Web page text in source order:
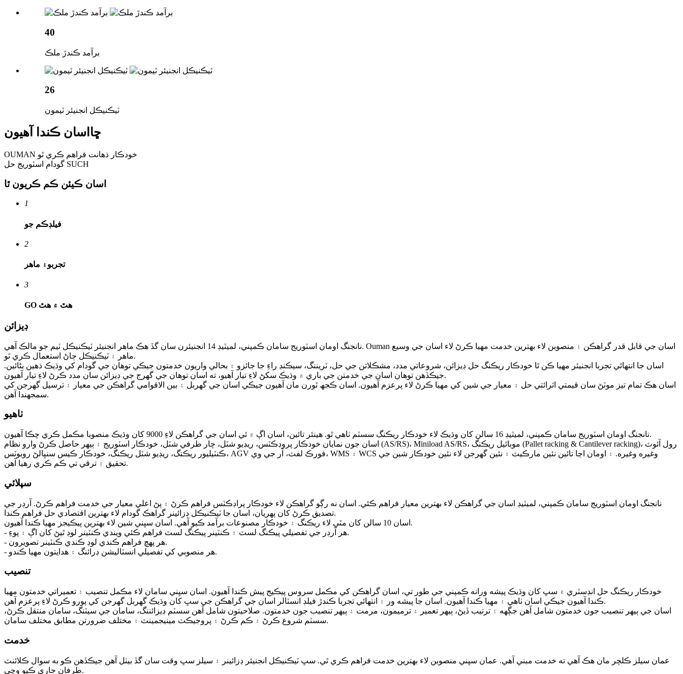
40
برآمد ڪندڙ ملڪ
26
ٽيڪنيڪل انجنيئر ٽيمون
ڇا اسان ڪندا آهيون
OUMAN خودڪار ذهانت فراهم ڪري ٿو
گودام اسٽوريج حل SUCH
اسان ڪيئن ڪم ڪريون ٿا
1
فيلڊڪم جو
2
تجربو ۽ ماهر
3
GO هٿ ۾ هٿ
ڊيزائن
نانجنگ اومان اسٽوريج سامان ڪمپني، لميٽيڊ 14 انجنيئرن سان گڏ هڪ ماهر انجنيئر ٽيڪنيڪل ٽيم جو مالڪ آهي. Ouman اسان جي قابل قدر گراهڪن ۽ منصوبن لاء بهترين خدمت مهيا ڪرڻ لاء اسان جي وسيع
ماهر ۽ ٽيڪنيڪل ڄاڻ استعمال ڪري ٿو.
اسان جا انتهائي تجربا انجنيئر مهيا ڪن ٿا خودڪار ريڪنگ حل ڊيزائن، شروعاتي مدد، مشڪلاتن جي حل، ٽريننگ، سيڪنڊ راءِ جا جائزو ۽ بحالي واريون خدمتون جيڪي توهان جي گودام کي وڌيڪ ذهين بڻائين.
جيڪڏهن توهان اسان جي خدمتن جي باري ۾ وڌيڪ سکڻ لاءِ تيار آهيو، ته اسان توهان جي گهرج جي ڊيزائن سان مدد ڪرڻ لاءِ تيار آهيون.
اسان هڪ تمام تيز موٽڻ سان قيمتي اثرائتي حل ۽ معيار جي شين کي مهيا ڪرڻ لاء پرعزم آهيون. اسان ڪجھ ٿورن مان آھيون جيڪي اسان جي گھربل ۽ بين الاقوامي گراهڪن جي معيار ۽ ترسيل گهرجن کي
سمجھندا آھن.
ٺاھيو
نانجنگ اومان اسٽوريج سامان ڪمپني، لميٽيڊ 16 سالن کان وڌيڪ لاء خودڪار ريڪنگ سسٽم ٺاهي ٿو. هينئر تائين، اسان اڳ ۾ ئي اسان جي گراهڪن لاءِ 9000 کان وڌيڪ منصوبا مڪمل ڪري چڪا آهيون.
اسان جون نمايان خودڪار پروڊڪٽس، ريڊيو شٽل، چار طرفي شٽل، خودڪار اسٽوريج ۽ ٻيهر حاصل ڪرڻ وارو نظام (AS/RS)، Miniload AS/RS، موبائيل ريڪنگ (Pallet racking & Cantilever racking)، رول آئوٽ
ڪنٽيليور ريڪنگ، ريڊيو شٽل ريڪنگ، خودڪار ڪيس سنڀالڻ روبوٽس، AGV فورڪ لفٽ، آر جي وي، WMS ۽ WCS وغيره وغيره. ۽ اومان اڃا تائين نئين مارڪيٽ ۽ نئين گهرجن لاء نئين خودڪار شين جي
تحقيق ۽ ترقي تي ڪم ڪري رهيا آهن.
سپلائي
نانجنگ اومان اسٽوريج سامان ڪمپني، لميٽيڊ اسان جي گراهڪن لاء بهترين معيار فراهم ڪئي. اسان نه رڳو گراهڪن لاء خودڪار پراڊڪٽس فراهم ڪرڻ ۽ پڻ اعلي معيار جي خدمت فراهم ڪرڻ. آرڊر جي
تصديق ڪرڻ کان پهريان، اسان جا ٽيڪنيڪل ڊزائينر گراهڪ گودام لاء بهترين اقتصادي حل فراهم ڪندا.
اسان 10 سالن کان مٿي لاء ريڪنگ ۽ خودڪار مصنوعات برآمد ڪيو آهي. اسان سڀني شين لاء بهترين پيڪيجز مهيا ڪندا آهيون.
- هر آرڊر جي تفصيلي پيڪنگ لسٽ ۽ ڪنٽينر پيڪنگ لسٽ فراهم ڪئي ويندي ڪنٽينر لوڊ ٿيڻ کان اڳ ۽ پوءِ.
- هر پهچ فراهم ڪندي لوڊ ڪندي ڪنٽينر تصويرون.
- هر منصوبي کي تفصيلي انسٽاليشن ڊرائنگ ۽ هدايتون مهيا ڪندو.
تنصيب
خودڪار ريڪنگ حل انڊسٽري ۾ سڀ کان وڌيڪ پيشه ورانه ڪمپني جي طور تي، اسان گراهڪن کي مڪمل سروس پيڪيج پيش ڪندا آهيون. اسان سڀني سامان لاء مڪمل تنصيب ۽ تعميراتي خدمتون مهيا
ڪندا آهيون جيڪي اسان ٺاهي ۽ مهيا ڪندا آهيون. اسان جا پيشه ور ۽ انتهائي تجربا ڪندڙ فيلڊ انسٽالر اسان جي گراهڪن جي سڀ کان وڌيڪ گهربل گهرجن کي پورو ڪرڻ لاءِ پرعزم آهن.
اسان جي ٻيهر تنصيب جون خدمتون شامل آهن جڳهه ۽ ترتيب ڏيڻ، ٻيهر تعمير ۽ ترميمون، مرمت ۽ ٻيهر تنصيب جون خدمتون. صلاحيتون شامل آهن سسٽم ڊيزائننگ، سامان جي سيٽنگ، سامان منتقل ڪرڻ،
سسٽم شروع ڪرڻ ۽ ڪم ڪرڻ ۽ پروجيڪٽ مينيجمينٽ ۽ مختلف ضرورتن مطابق مختلف سامان.
خدمت
عمان سيلز ڪلچر مان هڪ آهي ته خدمت مبني آهي. عمان سڀني منصوبن لاء بهترين خدمت فراهم ڪري ٿي. سڀ ٽيڪنيڪل انجنيئر ڊزائينر ۽ سيلز سڀ وقت سان گڏ بيٺل آهن جيڪڏهن ڪو به سوال ڪلائنٽ
طرفان جاري ڪيو وڃي.